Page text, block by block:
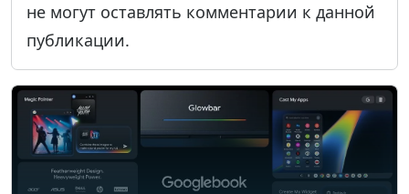
не могут оставлять комментарии к данной
публикации.